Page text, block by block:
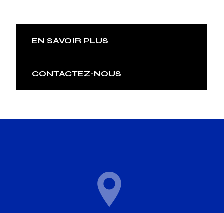
EN SAVOIR PLUS
CONTACTEZ-NOUS